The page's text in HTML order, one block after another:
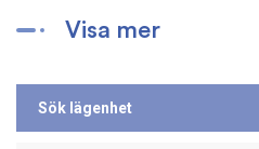
Visa mer
Sök lägenhet